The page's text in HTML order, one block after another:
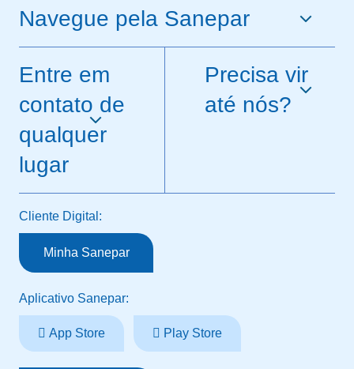
Navegue pela Sanepar
Entre em
contato de
qualquer
lugar
Precisa vir
até nós?
Cliente Digital:
Minha Sanepar
Aplicativo Sanepar:
App Store Play Store